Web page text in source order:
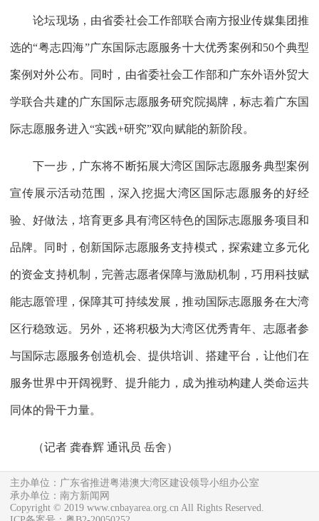
论坛现场，由省委社会工作部联合南方报业传媒集团推
选的“粤志四海”广东国际志愿服务十大优秀案例和50个典型
案例对外公布。同时，由省委社会工作部和广东外语外贸大
学联合共建的广东国际志愿服务研究院揭牌，标志着广东国
际志愿服务进入“实践+研究”双向赋能的新阶段。
下一步，广东将不断拓展大湾区国际志愿服务典型案例
宣传展示活动范围，深入挖掘大湾区国际志愿服务的好经
验、好做法，培育更多具有湾区特色的国际志愿服务项目和
品牌。同时，创新国际志愿服务支持模式，探索建立多元化
的资金支持机制，完善志愿者保障与激励机制，巧用科技赋
能志愿管理，保障其可持续发展，推动国际志愿服务在大湾
区行稳致远。另外，还将积极为大湾区优秀青年、志愿者参
与国际志愿服务创造机会、提供培训、搭建平台，让他们在
服务世界中开阔视野、提升能力，成为推动构建人类命运共
同体的骨干力量。
（记者 龚春辉 通讯员 岳舍）
主办单位：广东省推进粤港澳大湾区建设领导小组办公室
承办单位：南方新闻网
Copyright © 2019 www.cnbayarea.org.cn All Rights Reserved.